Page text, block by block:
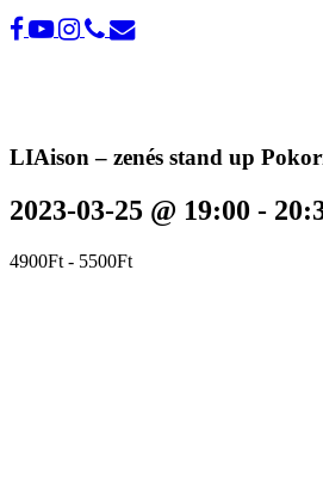
LIAison – zenés stand up
2023-03-25 @ 19:00 -
4900Ft - 5500Ft